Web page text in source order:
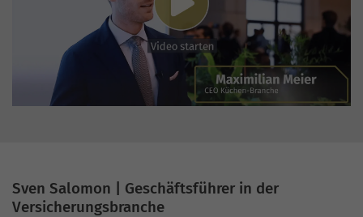
Sven Salomon | Geschäftsführer in der
Versicherungsbranche